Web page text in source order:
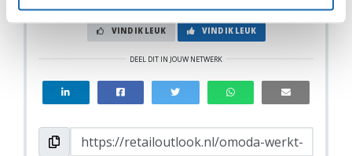
VIND IK LEUK VIND IK LEUK
DEEL DIT IN JOUW NETWERK